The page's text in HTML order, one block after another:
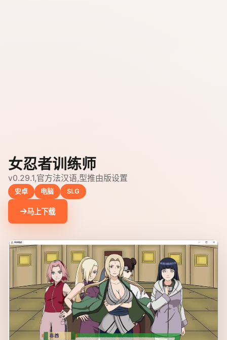
女忍者训练师
v0.29.1,官方法汉语,型推由版设置
安卓 电脑 SLG
马上下载